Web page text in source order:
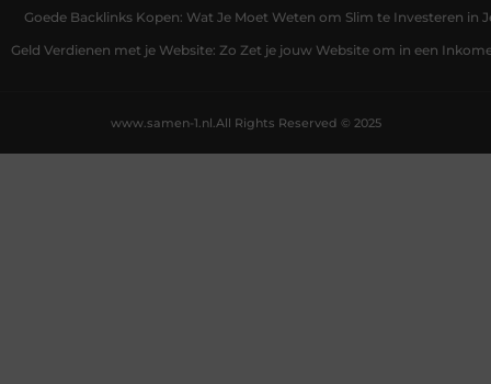
Goede Backlinks Kopen: Wat Je Moet Weten om Slim te Investeren in
Geld Verdienen met je Website: Zo Zet je jouw Website om in een
All Rights Reserved © 2025
www.samen-1.nl.